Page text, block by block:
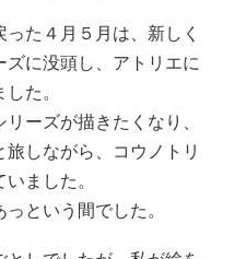
た４月５月は、新しく
に没頭し、アトリエに
た。
ーズが描きたくなり、
しながら、コウノトリ
ました。
という間でした。